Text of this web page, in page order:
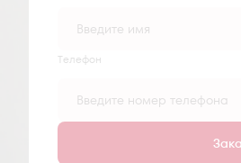
Tелефон